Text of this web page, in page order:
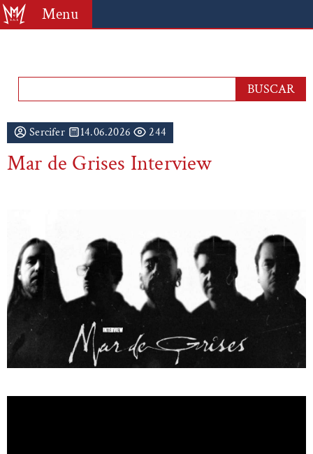
Menu
Sercifer 14.06.2026 244
Mar de Grises Interview